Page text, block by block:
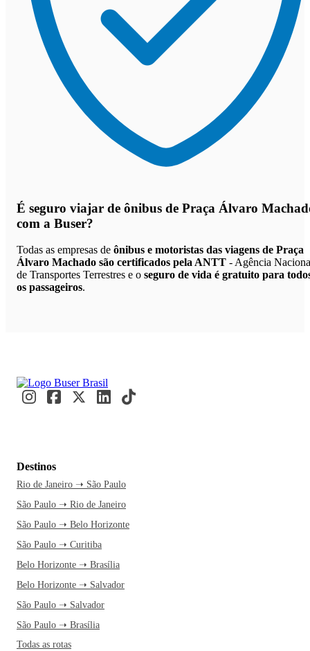
É seguro viajar de ônibus de Praça Álvaro
com a Buser?
Todas as empresas de ônibus e motoristas das viagens de Praça
Álvaro Machado são certificados pela ANTT - Agência
de Transportes Terrestres e o seguro de vida é gratuito para
os passageiros.
Destinos
Rio de Janeiro ➝ São Paulo
São Paulo ➝ Rio de Janeiro
São Paulo ➝ Belo Horizonte
São Paulo ➝ Curitiba
Belo Horizonte ➝ Brasília
Belo Horizonte ➝ Salvador
São Paulo ➝ Salvador
São Paulo ➝ Brasília
Todas as rotas